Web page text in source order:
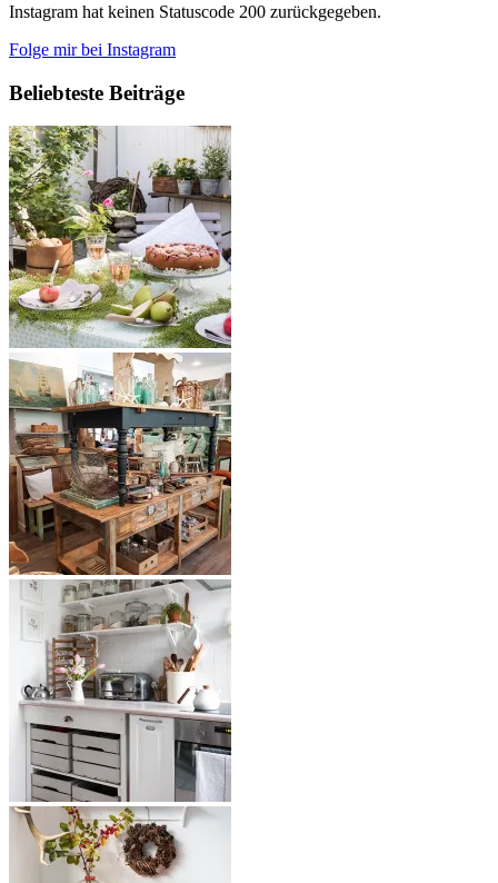
Instagram hat keinen Statuscode 200 zurückgegeben.
Folge mir bei Instagram
Beliebteste Beiträge